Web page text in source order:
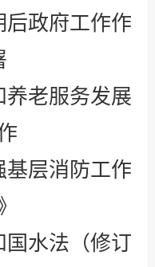
政府工作作
老服务发展
基层消防工作
水法（修订